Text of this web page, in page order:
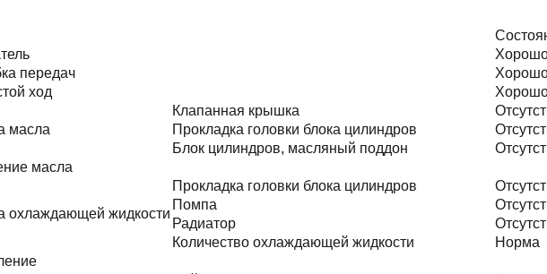
передач
ход
масла
Клапанная крышка
Прокладка головки блока цилиндров
Блок цилиндров, масляный поддон
масла
охлаждающей жидкости
Прокладка головки блока цилиндров
Помпа
Радиатор
Количество охлаждающей жидкости
Норма